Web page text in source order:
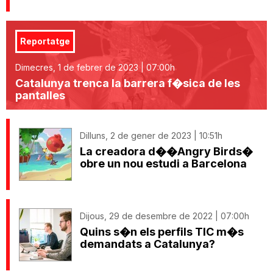
Reportatge
Dimecres, 1 de febrer de 2023 | 07:00h
Catalunya trenca la barrera f�sica de les
pantalles
Dilluns, 2 de gener de 2023 | 10:51h
La creadora d��Angry Birds�
obre un nou estudi a Barcelona
Dijous, 29 de desembre de 2022 | 07:00h
Quins s�n els perfils TIC m�s
demandats a Catalunya?